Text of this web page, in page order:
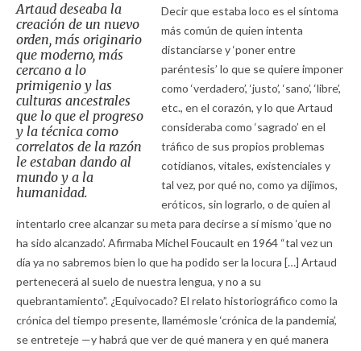
Artaud deseaba la
creación de un nuevo
orden, más originario
que moderno, más
cercano a lo
primigenio y las
culturas ancestrales
que lo que el progreso
y la técnica como
correlatos de la razón
le estaban dando al
mundo y a la
humanidad.
Decir que estaba loco es el síntoma
más común de quien intenta
distanciarse y ‘poner entre
paréntesis’ lo que se quiere imponer
como ‘verdadero’, ‘justo’, ‘sano’, ‘libre’,
etc., en el corazón, y lo que Artaud
consideraba como ‘sagrado’ en el
tráfico de sus propios problemas
cotidianos, vitales, existenciales y
tal vez, por qué no, como ya dijimos,
eróticos, sin lograrlo, o de quien al
intentarlo cree alcanzar su meta para decirse a sí mismo ‘que no
ha sido alcanzado’. Afirmaba Michel Foucault en 1964 “tal vez un
día ya no sabremos bien lo que ha podido ser la locura […] Artaud
pertenecerá al suelo de nuestra lengua, y no a su
quebrantamiento”. ¿Equivocado? El relato historiográfico como la
crónica del tiempo presente, llamémosle ‘crónica de la pandemia’,
se entreteje —y habrá que ver de qué manera y en qué manera